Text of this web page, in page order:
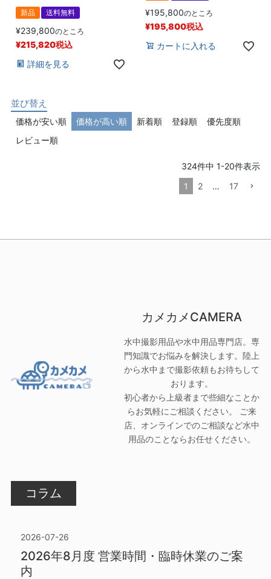
新品 送料無料
¥239,800のところ
¥215,820税込
詳細を見る
¥195,800のところ
¥195,800税込
カートに入れる
並び替え
価格が安い順 価格が高い順 新着順 登録順
優先度順
レビュー順
324件中 1-20件表示
1
2 … 17
カメカメCAMERA
水中撮影用品や水中用品専門店。専
門知識でお悩みを解決します。陸上
から水中まで撮影依頼もお待ちして
おります。
初心者から上級者まで些細なことか
らお気軽にご相談ください。 ご来
店、オンラインでのご相談など水中
用品のことならお任せください。
コラム
2026-07-26
2026年8月度 営業時間・臨時休業のご案
内